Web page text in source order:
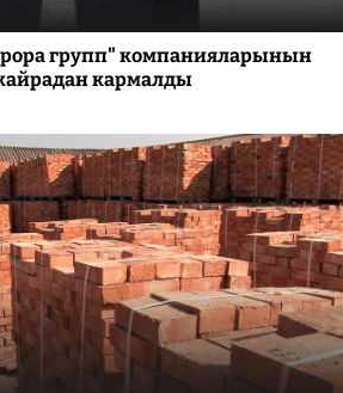
групп" компанияларынын
кармалды